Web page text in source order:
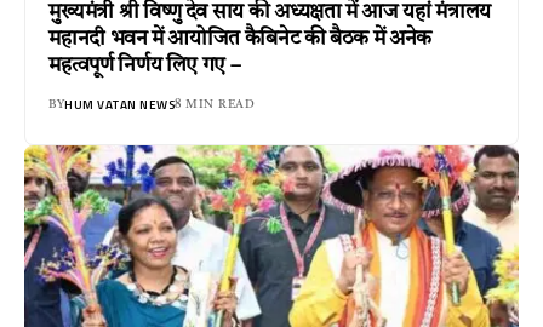
मुख्यमंत्री श्री विष्णु देव साय की अध्यक्षता में आज यहां मंत्रालय
महानदी भवन में आयोजित कैबिनेट की बैठक में अनेक
महत्वपूर्ण निर्णय लिए गए –
BYHUM VATAN NEWS8 MIN READ